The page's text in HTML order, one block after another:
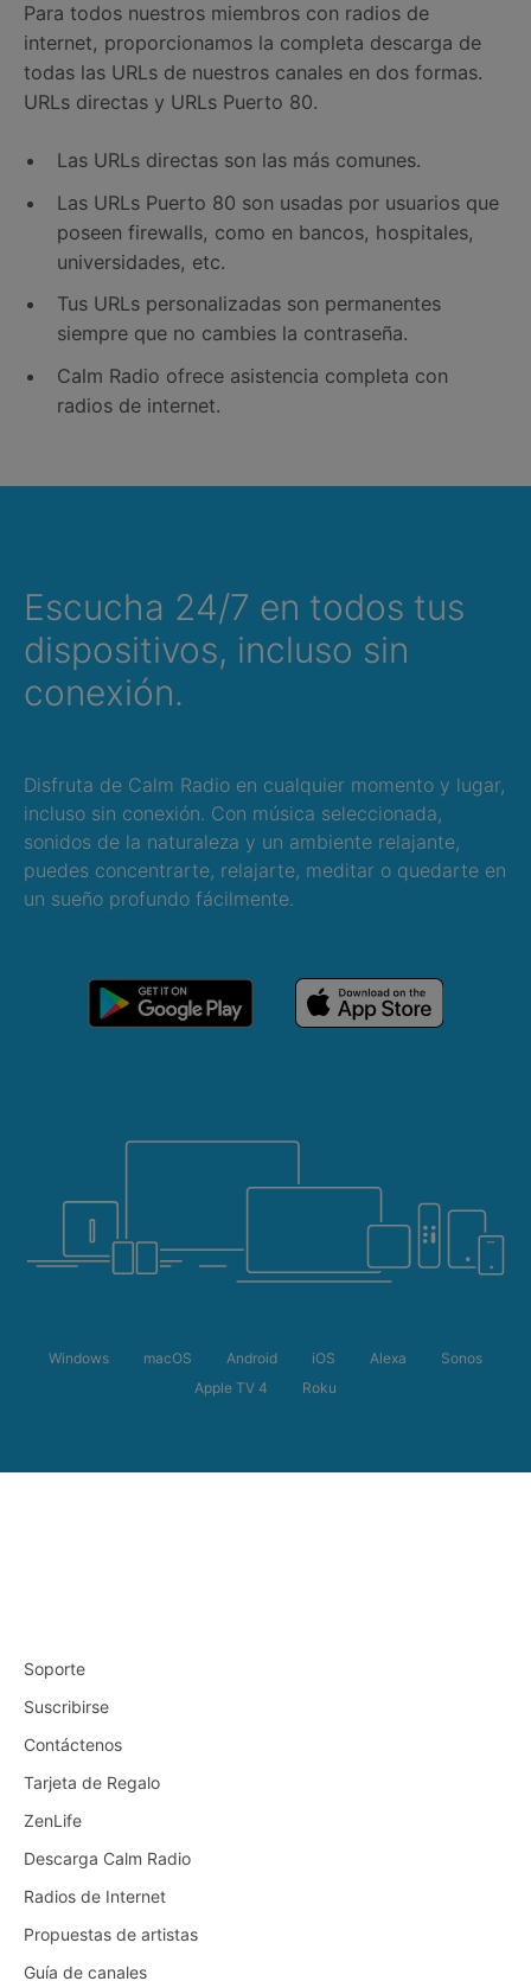
Para todos nuestros miembros con radios de
internet, proporcionamos la completa descarga de
todas las URLs de nuestros canales en dos formas.
URLs directas y URLs Puerto 80.
Las URLs directas son las más comunes.
Las URLs Puerto 80 son usadas por usuarios que
poseen firewalls, como en bancos, hospitales,
universidades, etc.
Tus URLs personalizadas son permanentes
siempre que no cambies la contraseña.
Calm Radio ofrece asistencia completa con
radios de internet.
Escucha 24/7 en todos tus
dispositivos, incluso sin
conexión.
Disfruta de Calm Radio en cualquier momento y lugar,
incluso sin conexión. Con música seleccionada,
sonidos de la naturaleza y un ambiente relajante,
puedes concentrarte, relajarte, meditar o quedarte en
un sueño profundo fácilmente.
Windows macOS Android iOS Alexa
Sonos
Apple TV 4
Roku
Soporte
Suscribirse
Contáctenos
Tarjeta de Regalo
ZenLife
Descarga Calm Radio
Radios de Internet
Propuestas de artistas
Guía de canales